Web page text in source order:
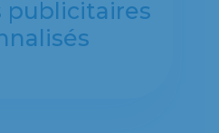
publicitaires